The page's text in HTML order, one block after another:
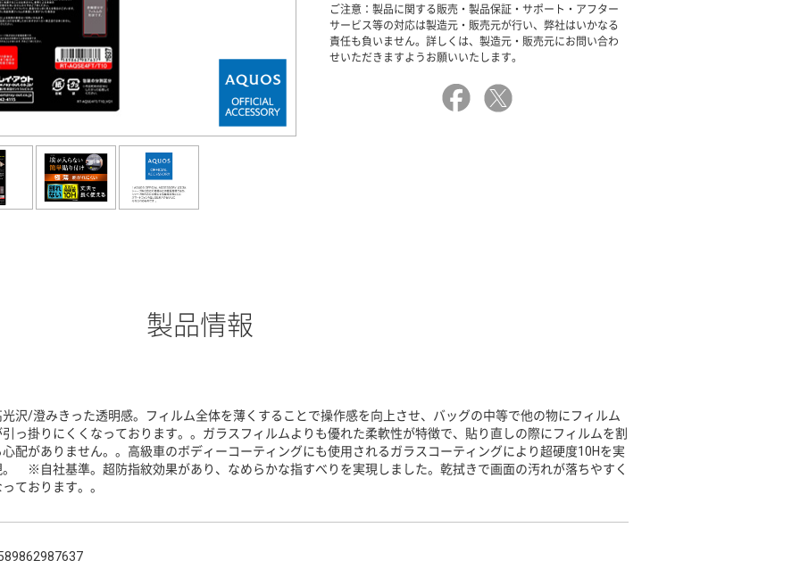
ご注意：製品に関する販売・製品保証・サポート・アフター
サービス等の対応は製造元・販売元が行い、弊社はいかなる
責任も負いません。詳しくは、製造元・販売元にお問い合わ
せいただきますようお願いいたします。
製品情報
光沢/澄みきった透明感。フィルム全体を薄くすることで操作感を向上させ、バッグの中等で他の物にフィルム
引っ掛りにくくなっております。。ガラスフィルムよりも優れた柔軟性が特徴で、貼り直しの際にフィルムを割
心配がありません。。高級車のボディーコーティングにも使用されるガラスコーティングにより超硬度10Hを実
。 ※自社基準。超防指紋効果があり、なめらかな指すべりを実現しました。乾拭きで画面の汚れが落ちやすく
ております。。